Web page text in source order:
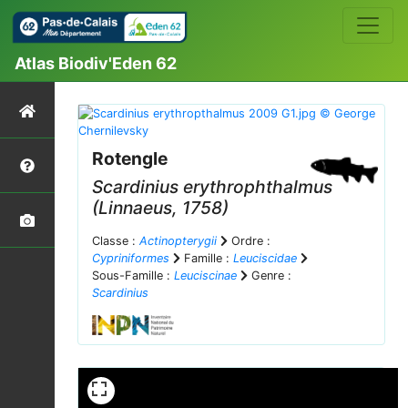
Atlas Biodiv'Eden 62
Rotengle
Scardinius erythrophthalmus
(Linnaeus, 1758)
Classe : Actinopterygii
Ordre :
Cypriniformes
Famille : Leuciscidae
Sous-Famille : Leuciscinae
Genre :
Scardinius